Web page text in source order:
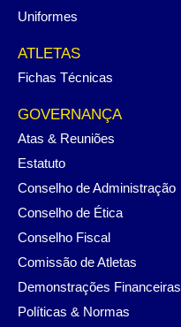
Uniformes
ATLETAS
Fichas Técnicas
GOVERNANÇA
Atas & Reuniões
Estatuto
Conselho de Administração
Conselho de Ética
Conselho Fiscal
Comissão de Atletas
Demonstrações Financeiras
Políticas & Normas